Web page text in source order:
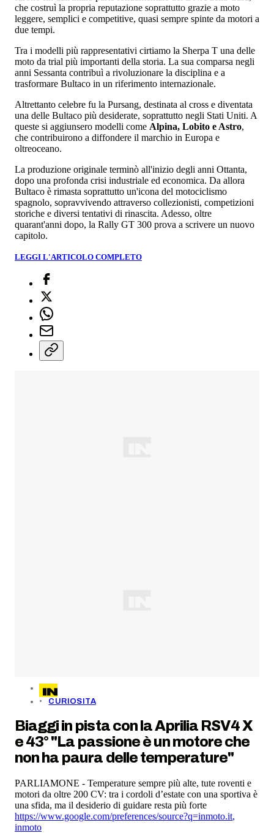
che costruì la propria reputazione soprattutto grazie a moto
leggere, semplici e competitive, quasi sempre spinte da motori a
due tempi.
Tra i modelli più rappresentativi cirtiamo la Sherpa T una delle
moto da trial più importanti della storia. La sua comparsa negli
anni Sessanta contribuì a rivoluzionare la disciplina e a
trasformare Bultaco in un riferimento internazionale.
Altrettanto celebre fu la Pursang, destinata al cross e diventata
una delle Bultaco più desiderate, soprattutto negli Stati Uniti. A
queste si aggiunsero modelli come Alpina, Lobito e Astro,
che contribuirono a diffondere il marchio in Europa e
oltreoceano.
La produzione originale terminò all'inizio degli anni Ottanta,
dopo una profonda crisi industriale ed economica. Da allora
Bultaco è rimasta soprattutto un'icona del motociclismo
spagnolo, sopravvivendo attraverso collezionisti, competizioni
storiche e diversi tentativi di rinascita. Adesso, oltre
quarant'anni dopo, la Rally GT 300 prova a scrivere un nuovo
capitolo.
LEGGI L'ARTICOLO COMPLETO
CURIOSITA
Biaggi in pista con la Aprilia RSV4 X
e 43° "La passione è un motore che
non ha paura delle temperature"
PARLIAMONE - Temperature sempre più alte, tute roventi e
motori da oltre 200 CV: tra i cordoli d’estate con una sportiva è
una sfida, ma il desiderio di guidare resta più forte
https://www.google.com/preferences/source?q=inmoto.it,
inmoto